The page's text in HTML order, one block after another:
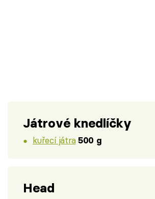
Játrové knedlíčky
kuřecí játra 500 g
Head